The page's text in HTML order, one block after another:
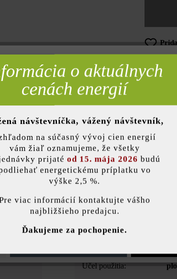
Opis produktu
možnostiam využitia je múrová tvárnica
záhrady vyvýšenými záhonmi, kvetináčmi,
staticky nezaťažené múry, zatiaľ čo múrová
aj na vyššie múry a ohraničenia záhrady.
Farba:
Účel použitia:
súbory cookie, aby vám ponúkla najlepšiu možnú
Povoliť
o aktuálnych
cenách energií
návštevníčka, vážený návštevník,
na súčasný vývoj cien energií
vám žiaľ oznamujeme, že všetky
prijaté od 15. mája 2026 budú
energetickému príplatku vo
výške 2,5 %.
viac informácií kontaktujte vášho
najbližšieho predajcu.
Ďakujeme za pochopenie.